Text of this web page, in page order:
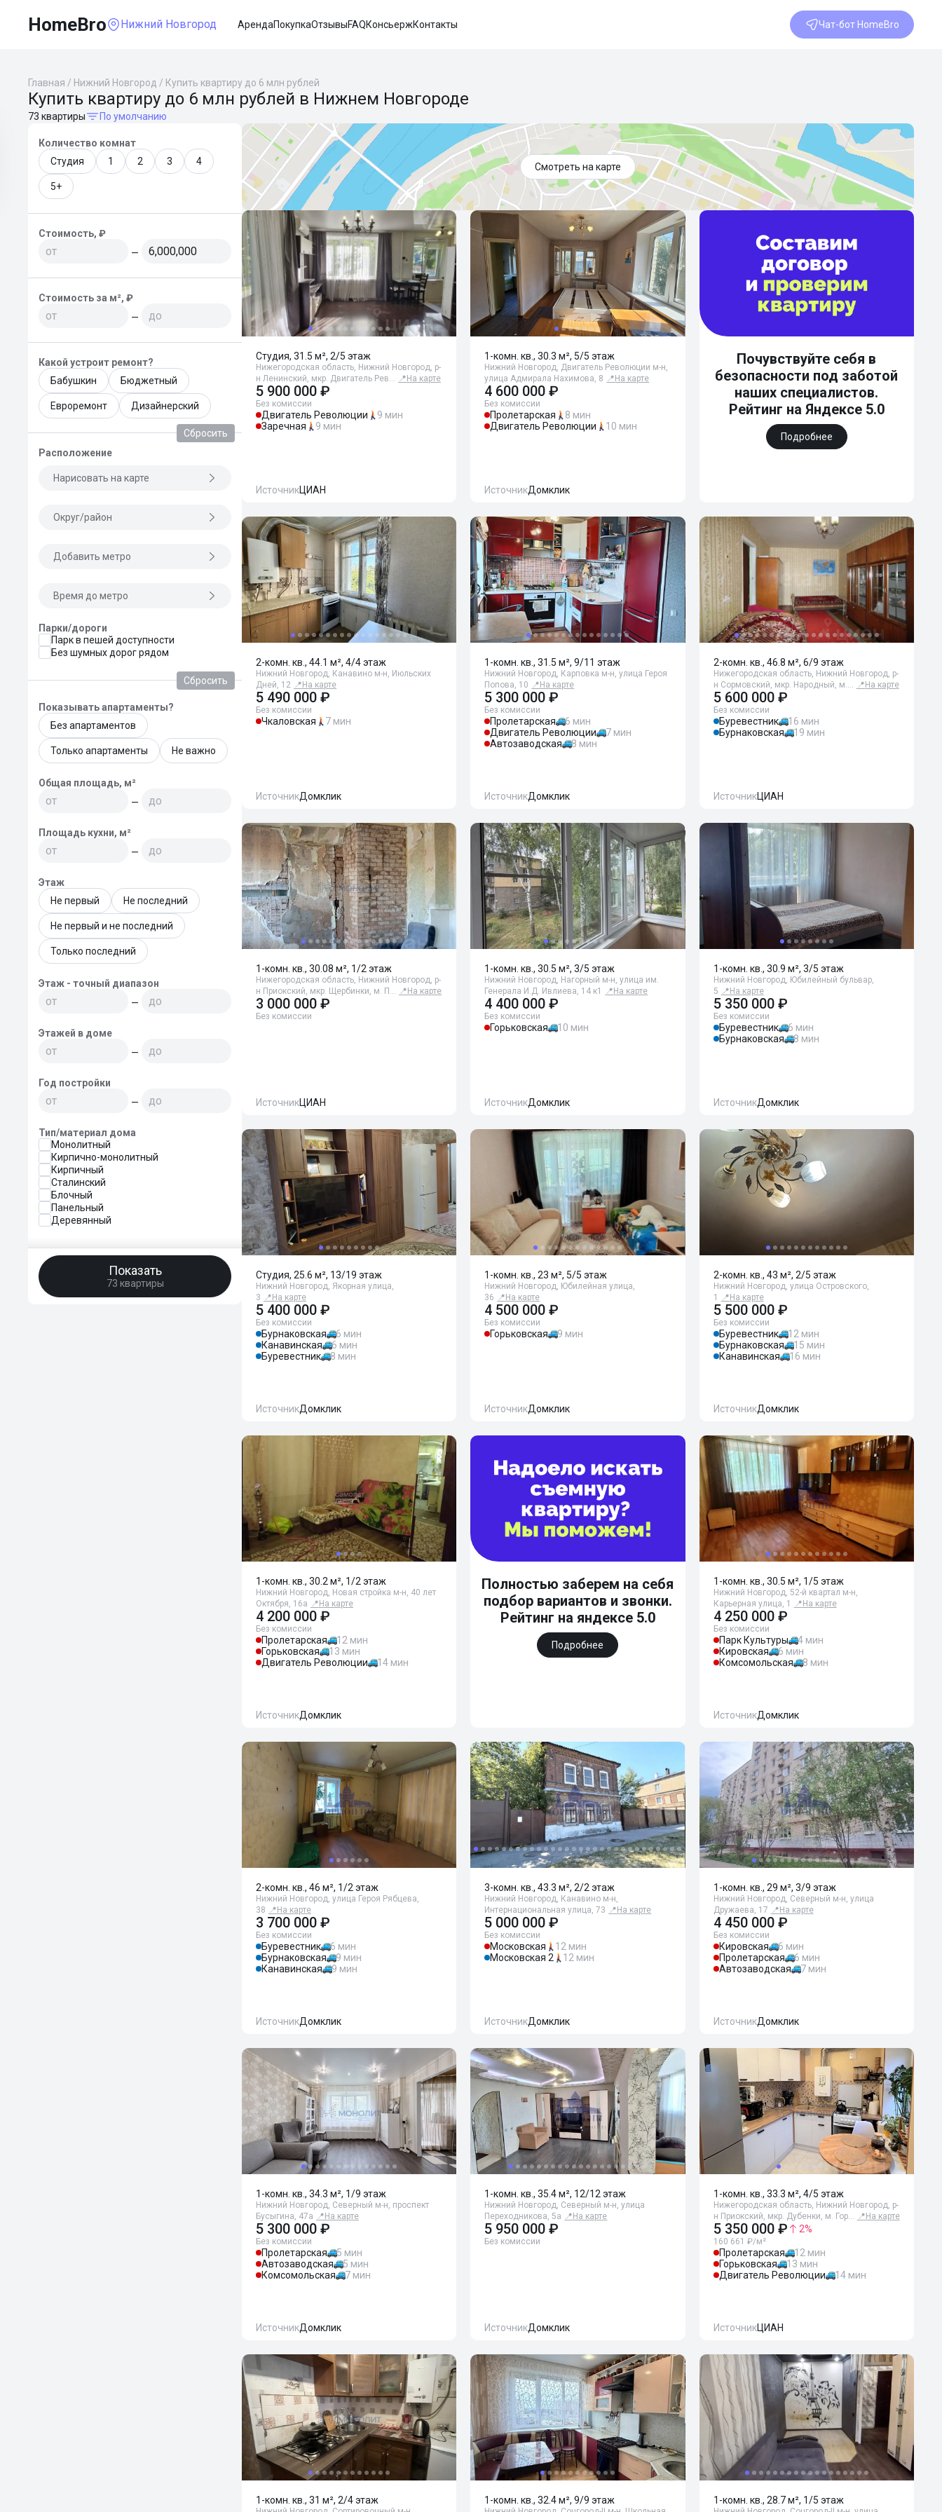
HomeBro Нижний Новгород АрендаПокупкаОтзывыFAQКонсьержКонтакты Чат-бот HomeBro
Главная / Нижний Новгород / Купить квартиру до 6 млн рублей
Купить квартиру до 6 млн рублей в Нижнем Новгороде
73 квартиры По умолчанию
Количество комнат
Студия
1 2 3 4
5+
Стоимость, ₽
—
Стоимость за м², ₽
—
Какой устроит ремонт?
Бабушкин
Бюджетный
Евроремонт Дизайнерский
Сбросить
Расположение
Нарисовать на карте
Округ/район
Добавить метро
Время до метро
Парки/дороги
Парк в пешей доступности
Без шумных дорог рядом
Сбросить
Показывать апартаменты?
Без апартаментов
Только апартаменты Не важно
Общая площадь, м²
—
Площадь кухни, м²
—
Этаж
Не первый
Не последний
Не первый и не последний
Только последний
Этаж - точный диапазон
—
Этажей в доме
—
Год постройки
—
Тип/материал дома
Монолитный
Кирпично-монолитный
Кирпичный
Сталинский
Блочный
Панельный
Деревянный
Показать
73 квартиры
Смотреть на карте
Студия, 31.5 м², 2/5 этаж
Нижегородская область, Нижний Новгород, р-
н Ленинский, мкр. Двигатель Рев… 📍 На карте
5 900 000 ₽
Без комиссии
Двигатель Революции
9 мин
Заречная
9 мин
ИсточникЦИАН
1-комн. кв., 30.3 м², 5/5 этаж
Нижний Новгород, Двигатель Революции м-н,
улица Адмирала Нахимова, 8 📍 На карте
4 600 000 ₽
Без комиссии
Пролетарская
8 мин
Двигатель Революции
10 мин
ИсточникДомклик
Почувствуйте себя в
безопасности под заботой
наших специалистов.
Рейтинг на Яндексе 5.0
Подробнее
2-комн. кв., 44.1 м², 4/4 этаж
Нижний Новгород, Канавино м-н, Июльских
Дней, 12 📍 На карте
5 490 000 ₽
Без комиссии
Чкаловская 7 мин
ИсточникДомклик
1-комн. кв., 31.5 м², 9/11 этаж
Нижний Новгород, Карповка м-н, улица Героя
Попова, 10 📍 На карте
5 300 000 ₽
Без комиссии
Пролетарская
6 мин
Двигатель Революции
7 мин
Автозаводская
8 мин
ИсточникДомклик
2-комн. кв., 46.8 м², 6/9 этаж
Нижегородская область, Нижний Новгород, р-
н Сормовский, мкр. Народный, м.… 📍 На карте
5 600 000 ₽
Без комиссии
Буревестник
16 мин
Бурнаковская
19 мин
ИсточникЦИАН
1-комн. кв., 30.08 м², 1/2 этаж
Нижегородская область, Нижний Новгород, р-
н Приокский, мкр. Щербинки, м. П… 📍 На карте
3 000 000 ₽
Без комиссии
ИсточникЦИАН
1-комн. кв., 30.5 м², 3/5 этаж
Нижний Новгород, Нагорный м-н, улица им.
Генерала И.Д. Ивлиева, 14 к1
📍 На карте
4 400 000 ₽
Без комиссии
Горьковская 10 мин
ИсточникДомклик
1-комн. кв., 30.9 м², 3/5 этаж
Нижний Новгород, Юбилейный бульвар,
5 📍 На карте
5 350 000 ₽
Без комиссии
Буревестник
6 мин
Бурнаковская
8 мин
ИсточникДомклик
Студия, 25.6 м², 13/19 этаж
Нижний Новгород, Якорная улица,
3 📍 На карте
5 400 000 ₽
Без комиссии
Бурнаковская
6 мин
Канавинская
6 мин
Буревестник
8 мин
ИсточникДомклик
1-комн. кв., 23 м², 5/5 этаж
Нижний Новгород, Юбилейная улица,
36 📍 На карте
4 500 000 ₽
Без комиссии
Горьковская 9 мин
ИсточникДомклик
2-комн. кв., 43 м², 2/5 этаж
Нижний Новгород, улица Островского,
1
📍 На карте
5 500 000 ₽
Без комиссии
Буревестник
12 мин
Бурнаковская
15 мин
Канавинская
16 мин
ИсточникДомклик
1-комн. кв., 30.2 м², 1/2 этаж
Нижний Новгород, Новая стройка м-н, 40 лет
Октября, 16а 📍 На карте
4 200 000 ₽
Без комиссии
Пролетарская
12 мин
Горьковская
13 мин
Двигатель Революции
14 мин
ИсточникДомклик
Полностью заберем на себя
подбор вариантов и звонки.
Рейтинг на яндексе 5.0
Подробнее
1-комн. кв., 30.5 м², 1/5 этаж
Нижний Новгород, 52-й квартал м-н,
Карьерная улица, 1
📍 На карте
4 250 000 ₽
Без комиссии
Парк Культуры
4 мин
Кировская
6 мин
Комсомольская
8 мин
ИсточникДомклик
2-комн. кв., 46 м², 1/2 этаж
Нижний Новгород, улица Героя Рябцева,
38 📍 На карте
3 700 000 ₽
Без комиссии
Буревестник
6 мин
Бурнаковская
9 мин
Канавинская
9 мин
ИсточникДомклик
3-комн. кв., 43.3 м², 2/2 этаж
Нижний Новгород, Канавино м-н,
Интернациональная улица, 73 📍 На карте
5 000 000 ₽
Без комиссии
Московская
12 мин
Московская 2
12 мин
ИсточникДомклик
1-комн. кв., 29 м², 3/9 этаж
Нижний Новгород, Северный м-н, улица
Дружаева, 17 📍 На карте
4 450 000 ₽
Без комиссии
Кировская
6 мин
Пролетарская
6 мин
Автозаводская
7 мин
ИсточникДомклик
1-комн. кв., 34.3 м², 1/9 этаж
Нижний Новгород, Северный м-н, проспект
Бусыгина, 47а 📍 На карте
5 300 000 ₽
Без комиссии
Пролетарская
5 мин
Автозаводская
5 мин
Комсомольская
7 мин
ИсточникДомклик
1-комн. кв., 35.4 м², 12/12 этаж
Нижний Новгород, Северный м-н, улица
Переходникова, 5а 📍 На карте
5 950 000 ₽
Без комиссии
ИсточникДомклик
1-комн. кв., 33.3 м², 4/5 этаж
Нижегородская область, Нижний Новгород, р-
н Приокский, мкр. Дубенки, м. Гор… 📍 На карте
5 350 000 ₽ 2%
160 661 ₽/м²
Пролетарская
12 мин
Горьковская
13 мин
Двигатель Революции
14 мин
ИсточникЦИАН
1-комн. кв., 31 м², 2/4 этаж 1-комн. кв., 32.4 м², 9/9 этаж 1-комн. кв., 28.7 м², 1/5 этаж